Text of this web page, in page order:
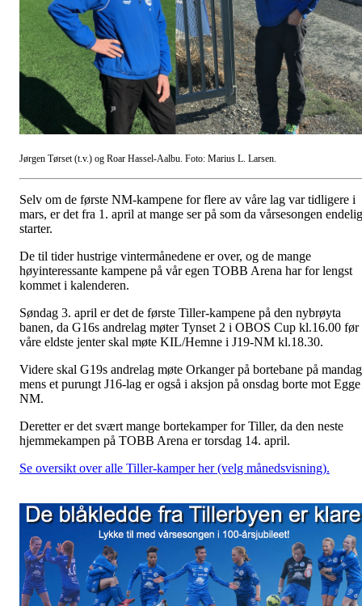
Jørgen Tørset (t.v.) og Roar Hassel-Aalbu. Foto: Marius L. Larsen.
Selv om de første NM-kampene for flere av våre lag var tidligere i
mars, er det fra 1. april at mange ser på som da vårsesongen endelig
starter.
De til tider hustrige vintermånedene er over, og de mange
høyinteressante kampene på vår egen TOBB Arena har for lengst
kommet i kalenderen.
Søndag 3. april er det de første Tiller-kampene på den nybrøyta
banen, da G16s andrelag møter Tynset 2 i OBOS Cup kl.16.00 før
våre eldste jenter skal møte KIL/Hemne i J19-NM kl.18.30.
Videre skal G19s andrelag møte Orkanger på bortebane på mandag
mens et purungt J16-lag er også i aksjon på onsdag borte mot
NM.
Deretter er det svært mange bortekamper for Tiller, da den neste
hjemmekampen på TOBB Arena er torsdag 14. april.
Se oversikt over alle Tiller-kamper her (velg månedsvisning).